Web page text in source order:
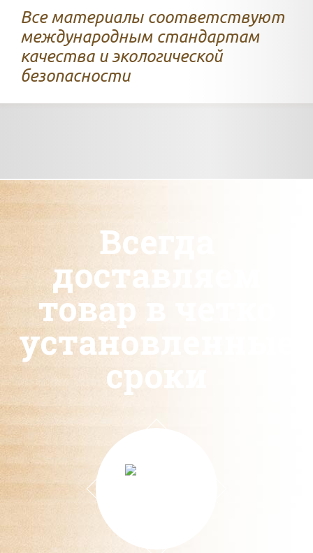
Все материалы соответствуют
международным стандартам
качества и экологической
безопасности
Всегда
доставляем
товар в четко
установленные
сроки